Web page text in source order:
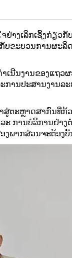
າງເລິກເຊິ້ງກ່ຽວ
ຂະບວນການຜະລິ
ເນີນງານຂອງແຖວ
ານປະສານງານລ
ຕະຫຼາດສາກົນທີ່ກ້ວ
ການບໍລິການຢ່າງຕໍ່
ພາກສ່ວນຈະຕ້ອງ